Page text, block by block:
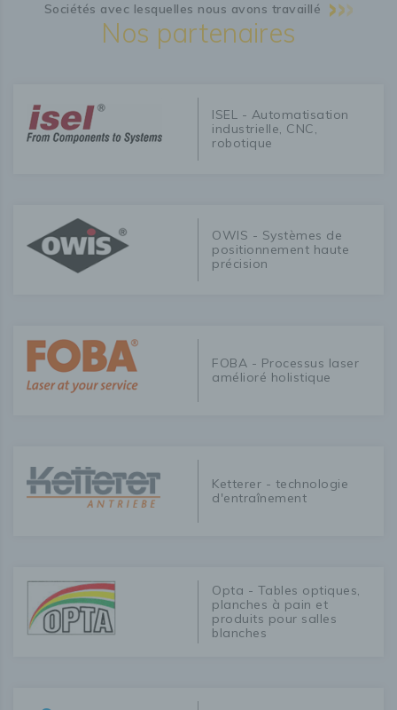
Sociétés avec lesquelles nous avons travaillé
Nos partenaires
ISEL - Automatisation
industrielle, CNC,
robotique
OWIS - Systèmes de
positionnement haute
précision
FOBA - Processus laser
amélioré holistique
Ketterer - technologie
d'entraînement
Opta - Tables optiques,
planches à pain et
produits pour salles
blanches